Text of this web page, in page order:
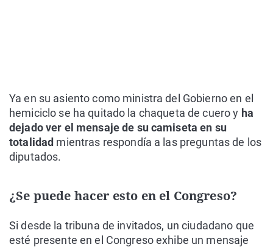
Ya en su asiento como ministra del Gobierno en el
hemiciclo se ha quitado la chaqueta de cuero y ha
dejado ver el mensaje de su camiseta en su
totalidad mientras respondía a las preguntas de los
diputados.
¿Se puede hacer esto en el Congreso?
Si desde la tribuna de invitados, un ciudadano que
esté presente en el Congreso exhibe un mensaje